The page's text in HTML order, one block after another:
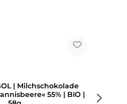
| Milchschokolade
55% | BIO |